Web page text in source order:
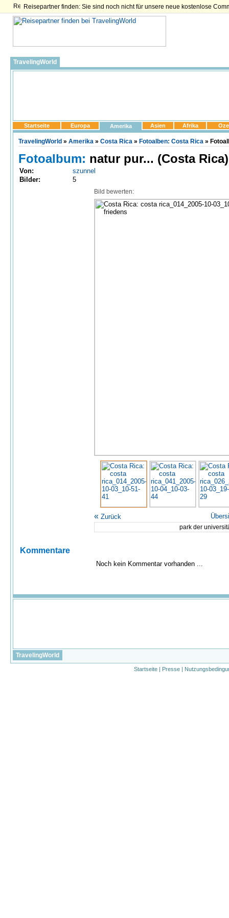
Reisepartner finden: Sie sind noch nicht für unsere neue kostenlose
TravelingWorld
Startseite Europa Amerika Asien Afrika
TravelingWorld » Amerika » Costa Rica » Fotoalben: Costa Rica »
Fotoalbum: natur pur... (Costa Rica)
Von:
szunnel
Bilder:
5
Bild bewerten:
« Zurück
park der
Kommentare
Noch kein Kommentar vorhanden ...
TravelingWorld
Startseite | Presse |